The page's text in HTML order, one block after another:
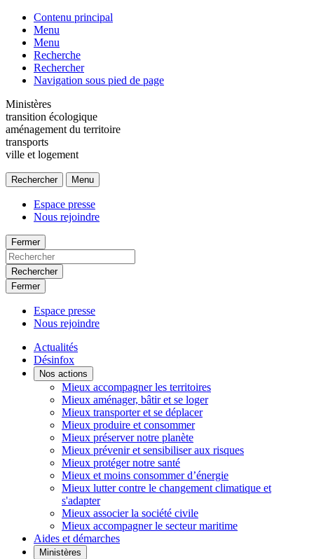
Contenu principal
Menu
Menu
Recherche
Rechercher
Navigation sous pied de page
Ministères
transition écologique
aménagement du territoire
transports
ville et logement
Rechercher Menu
Espace presse
Nous rejoindre
Fermer
Rechercher
Fermer
Espace presse
Nous rejoindre
Actualités
Désinfox
Nos actions
Mieux accompagner les territoires
Mieux aménager, bâtir et se loger
Mieux transporter et se déplacer
Mieux produire et consommer
Mieux préserver notre planète
Mieux prévenir et sensibiliser aux risques
Mieux protéger notre santé
Mieux et moins consommer d’énergie
Mieux lutter contre le changement climatique et
s'adapter
Mieux associer la société civile
Mieux accompagner le secteur maritime
Aides et démarches
Ministères